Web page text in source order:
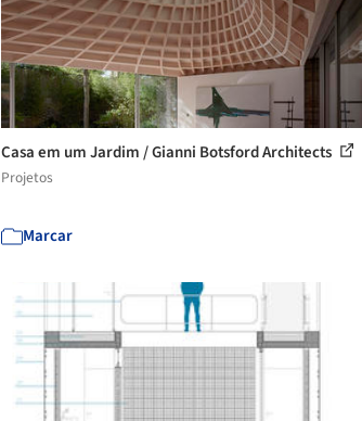
Casa em um Jardim / Gianni Botsford Architects
Projetos
Marcar